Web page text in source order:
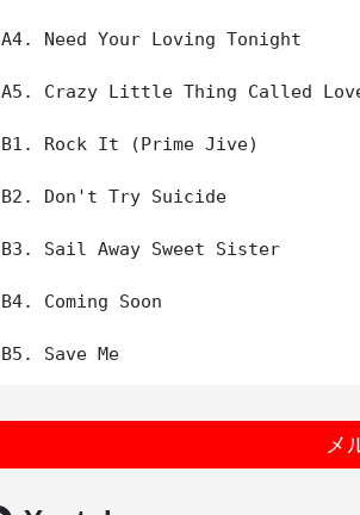
A4. Need Your Loving Tonight
A5. Crazy Little Thing Called
B1. Rock It (Prime Jive)
B2. Don't Try Suicide
B3. Sail Away Sweet Sister
B4. Coming Soon
メ